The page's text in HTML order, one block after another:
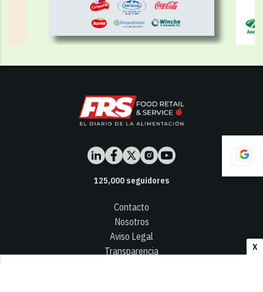
X
125,000seguidores
Contacto
Nosotros
Aviso Legal
Transparencia